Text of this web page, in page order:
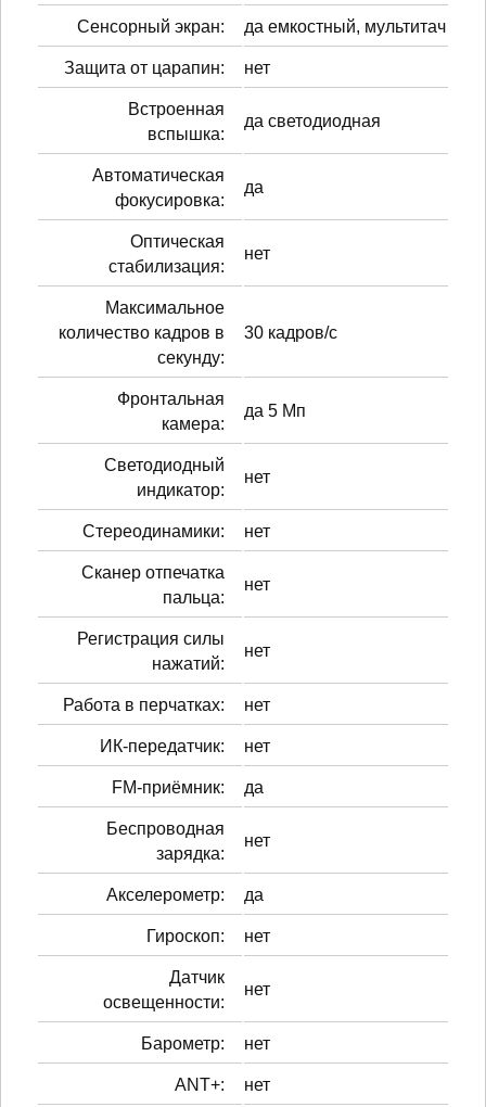
Сенсорный экран: да емкостный, мультитач
Защита от царапин: нет
Встроенная
вспышка:
да светодиодная
Автоматическая
фокусировка:
да
Оптическая
стабилизация:
нет
Максимальное
количество кадров в
секунду:
30 кадров/с
Фронтальная
камера:
да 5 Мп
Светодиодный
индикатор:
нет
Стереодинамики: нет
Сканер отпечатка
пальца:
нет
Регистрация силы
нажатий:
нет
Работа в перчатках: нет
ИК-передатчик: нет
FM-приёмник: да
Беспроводная
зарядка:
нет
Акселерометр: да
Гироскоп: нет
Датчик
освещенности:
нет
Барометр: нет
ANT+: нет